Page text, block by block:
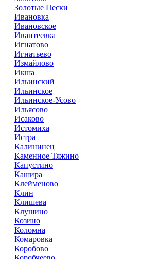
Золотые Пески
Ивановка
Ивановское
Ивантеевка
Игнатово
Игнатьево
Измайлово
Икша
Ильинский
Ильинское
Ильинское-Усово
Ильясово
Исаково
Истомиха
Истра
Калининец
Каменное Тяжино
Капустино
Кашира
Клейменово
Клин
Клишева
Клушино
Козино
Коломна
Комаровка
Коробово